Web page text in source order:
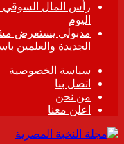
اليوم
مدبولي يستعرض
الجديدة والعلمين باستثمارات
سياسة الخصوصية
اتصل بنا
من نحن
اعلن معنا